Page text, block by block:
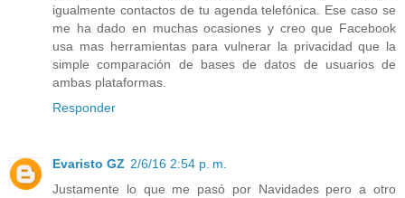
igualmente contactos de tu agenda telefónica. Ese caso se
me ha dado en muchas ocasiones y creo que Facebook
usa mas herramientas para vulnerar la privacidad que la
simple comparación de bases de datos de usuarios de
ambas plataformas.
Responder
Evaristo GZ 2/6/16 2:54 p. m.
Justamente lo que me pasó por Navidades pero a otro